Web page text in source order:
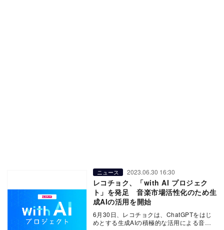
ニュース 2023.06.30 16:30
レコチョク、「with AI プロジェク
ト」を発足 音楽市場活性化のため生
成AIの活用を開始
6月30日、レコチョクは、ChatGPTをはじ
めとする生成AIの積極的な活用による音楽